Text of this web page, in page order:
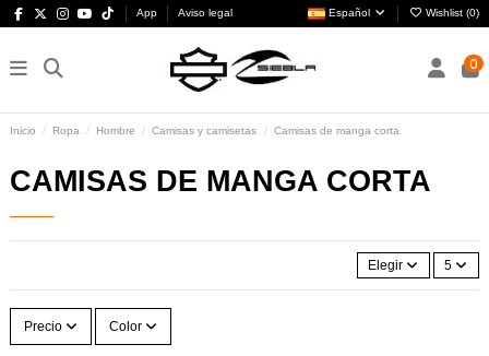
App Aviso legal Español Wishlist (0)
0
Inicio Ropa Hombre Camisas y camisetas Camisas de manga corta
CAMISAS DE MANGA CORTA
Elegir 5
Precio Color